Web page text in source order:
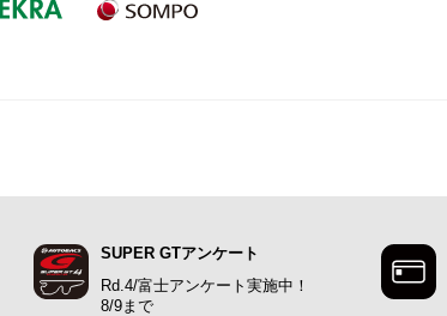
SUPER GTアンケート
Rd.4/富士アンケート実施中！
8/9まで